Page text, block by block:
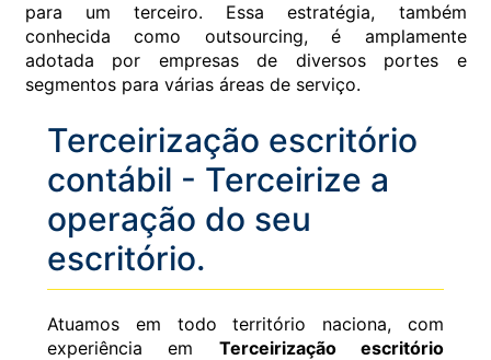
para um terceiro. Essa estratégia, também
conhecida como outsourcing, é amplamente
adotada por empresas de diversos portes e
segmentos para várias áreas de serviço.
Terceirização escritório
contábil - Terceirize a
operação do seu
escritório.
Atuamos em todo território naciona, com
experiência em Terceirização escritório